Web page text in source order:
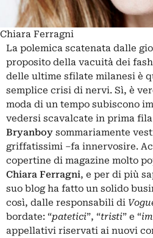
Chiara Ferragni
La polemica scatenata dalle
proposito della vacuità dei
delle ultime sfilate milanesi è
semplice crisi di nervi. Sì, è
moda di un tempo subiscono
vedersi scavalcate in prima
Bryanboy sommariamente
griffatissimi –fa innervosire.
copertine di magazine molto
Chiara Ferragni, e per di più
suo blog ha fatto un solido
così, dalle responsabili di
bordate: “patetici”, “tristi” e “
appellativi riservati ai nuovi